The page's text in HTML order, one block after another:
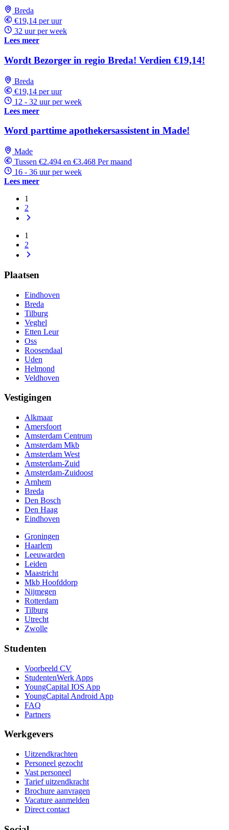
Breda
€19,14 per uur
32 uur per week
Lees meer
Wordt Bezorger in regio Breda! Verdien €19,14!
Breda
€19,14 per uur
12 - 32 uur per week
Lees meer
Word parttime apothekersassistent in Made!
Made
Tussen €2.494 en €3.468 Per maand
16 - 36 uur per week
Lees meer
1
2
1
2
Plaatsen
Eindhoven
Breda
Tilburg
Veghel
Etten Leur
Oss
Roosendaal
Uden
Helmond
Veldhoven
Vestigingen
Alkmaar
Amersfoort
Amsterdam Centrum
Amsterdam Mkb
Amsterdam West
Amsterdam-Zuid
Amsterdam-Zuidoost
Arnhem
Breda
Den Bosch
Den Haag
Eindhoven
Groningen
Haarlem
Leeuwarden
Leiden
Maastricht
Mkb Hoofddorp
Nijmegen
Rotterdam
Tilburg
Utrecht
Zwolle
Studenten
Voorbeeld CV
StudentenWerk Apps
YoungCapital IOS App
YoungCapital Android App
FAQ
Partners
Werkgevers
Uitzendkrachten
Personeel gezocht
Vast personeel
Tarief uitzendkracht
Brochure aanvragen
Vacature aanmelden
Direct contact